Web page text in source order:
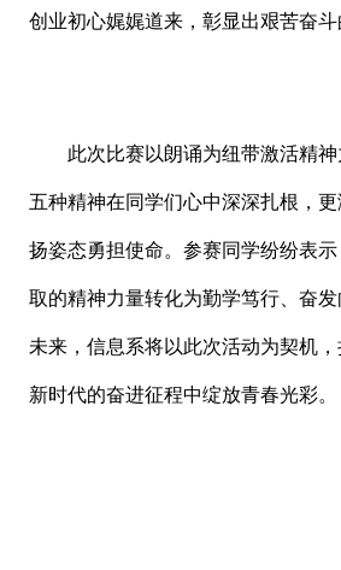
创业初心娓娓道来，彰显出艰苦奋斗
此次比赛以朗诵为纽带激活精
五种精神在同学们心中深深扎根，
扬姿态勇担使命。参赛同学纷纷表
取的精神力量转化为勤学笃行、奋发
未来，信息系将以此次活动为契机
新时代的奋进征程中绽放青春光彩。